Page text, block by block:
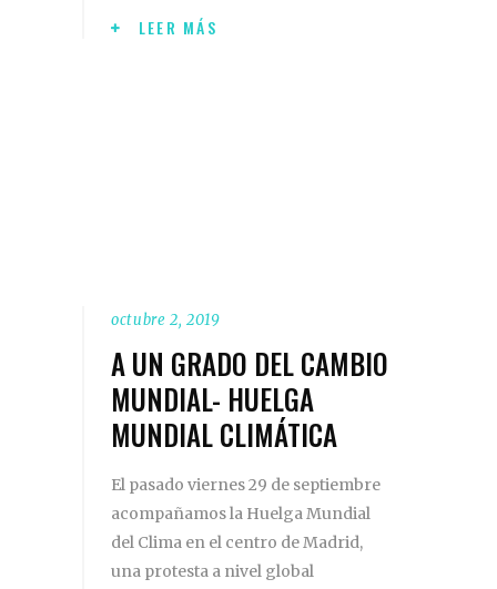
LEER MÁS
octubre 2, 2019
A UN GRADO DEL CAMBIO
MUNDIAL- HUELGA
MUNDIAL CLIMÁTICA
El pasado viernes 29 de septiembre
acompañamos la Huelga Mundial
del Clima en el centro de Madrid,
una protesta a nivel global